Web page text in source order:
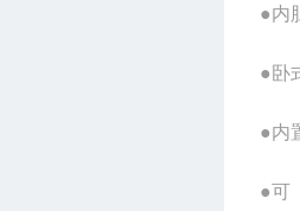
●内
●卧
●内
●可